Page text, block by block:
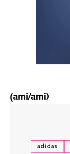
(ami/ami)
adidas